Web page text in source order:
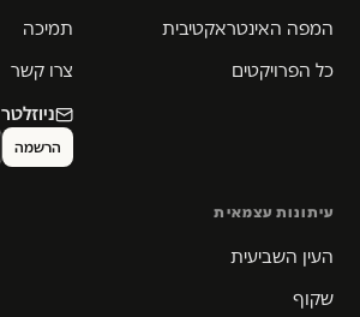
המפה האינטראקטיבית
כל הפרויקטים
תמיכה
צרו קשר
ניוזלטר
עיתונות עצמאית
העין השביעית
שקוף